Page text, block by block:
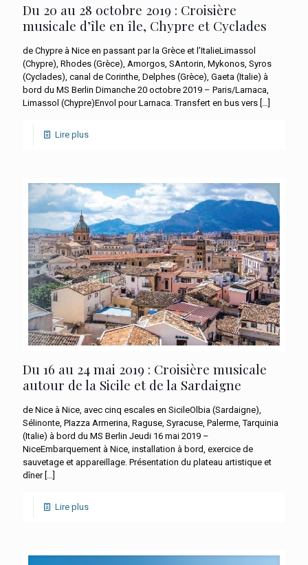
Du 20 au 28 octobre 2019 : Croisière
musicale d’île en île, Chypre et Cyclades
de Chypre à Nice en passant par la Grèce et l’ItalieLimassol
(Chypre), Rhodes (Grèce), Amorgos, SAntorin, Mykonos, Syros
(Cyclades), canal de Corinthe, Delphes (Grèce), Gaeta (Italie) à
bord du MS Berlin Dimanche 20 octobre 2019 – Paris/Larnaca,
Limassol (Chypre)Envol pour Larnaca. Transfert en bus vers […]
Lire plus
Du 16 au 24 mai 2019 : Croisière musicale
autour de la Sicile et de la Sardaigne
de Nice à Nice, avec cinq escales en SicileOlbia (Sardaigne),
Sélinonte, PIazza Armerina, Raguse, Syracuse, Palerme, Tarquinia
(Italie) à bord du MS Berlin Jeudi 16 mai 2019 –
NiceEmbarquement à Nice, installation à bord, exercice de
sauvetage et appareillage. Présentation du plateau artistique et
dîner[…]
Lire plus